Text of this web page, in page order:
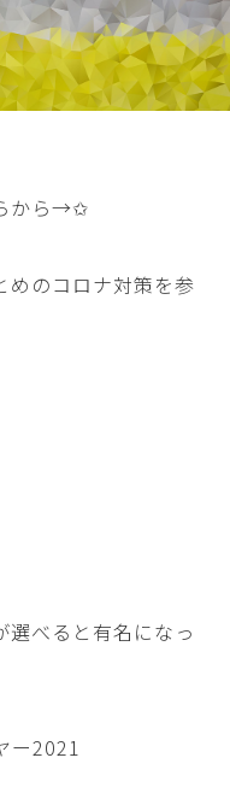
から→✩
のコロナ対策を参
選べると有名になっ
ー2021